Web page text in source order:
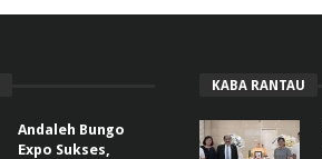
Andaleh Bungo
Expo Sukses,
KABA RANTAU